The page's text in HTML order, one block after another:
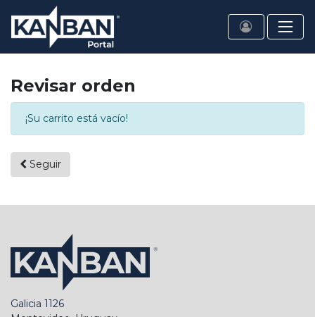
Revisar orden
¡Su carrito está vacío!
Seguir
Galicia 1126